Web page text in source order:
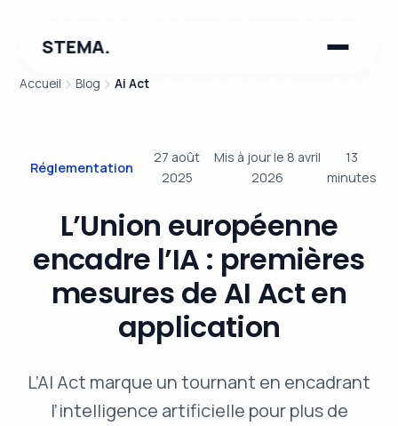
STEMA.
Accueil Blog Ai Act
Réglementation
27 août
2025
Mis à jour le 8 avril
2026
13
minutes
L’Union européenne
encadre l’IA : premières
mesures de AI Act en
application
L’AI Act marque un tournant en encadrant
l’intelligence artificielle pour plus de